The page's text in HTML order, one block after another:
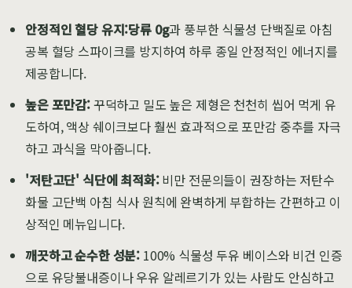
안정적인 혈당 유지:당류 0g과 풍부한 식물성 단백질로 아침
공복 혈당 스파이크를 방지하여 하루 종일 안정적인 에너지를
제공합니다.
높은 포만감:꾸덕하고 밀도 높은 제형은 천천히 씹어 먹게 유
도하여, 액상 쉐이크보다 훨씬 효과적으로 포만감 중추를 자극
하고 과식을 막아줍니다.
'저탄고단' 식단에 최적화:비만 전문의들이 권장하는 저탄수
화물 고단백 아침 식사 원칙에 완벽하게 부합하는 간편하고 이
상적인 메뉴입니다.
깨끗하고 순수한 성분: 100% 식물성 두유 베이스와 비건 인증
으로 유당불내증이나 우유 알레르기가 있는 사람도 안심하고